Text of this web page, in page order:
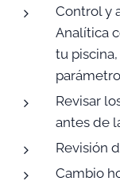
Control y
Analítica
tu
Revisar
antes de
Revisión
Cambio